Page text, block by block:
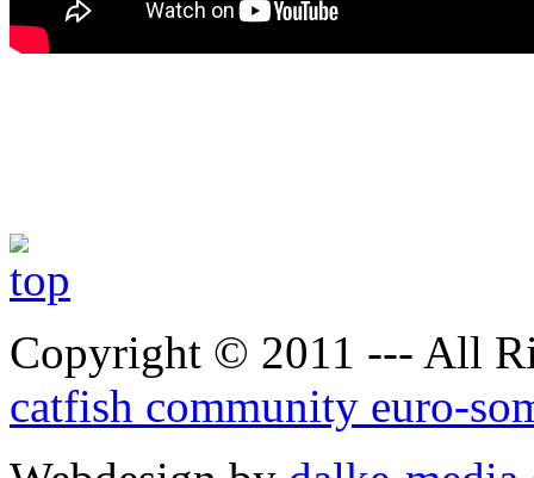
Copyright © 2011 --- All
catfish community euro-